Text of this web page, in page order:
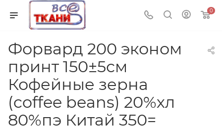
0
Форвард 200 эконом
принт 150±5см
Кофейные зерна
(coffee beans) 20%хл
80%пэ Китай 350=